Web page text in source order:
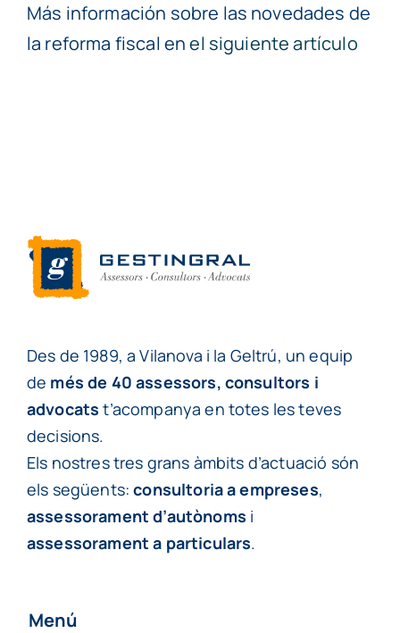
Más información sobre las novedades de
la reforma fiscal enel siguiente artículo
Des de 1989, a Vilanova i la Geltrú, un equip
de més de 40 assessors, consultors i
advocats t’acompanya en totes les teves
decisions.
Els nostres tres grans àmbits d’actuació són
els següents:consultoria a empreses,
assessorament d’autònoms i
assessorament a particulars.
Menú